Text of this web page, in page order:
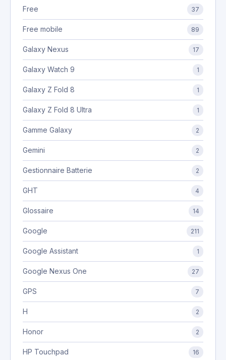
Free 37
Free mobile 89
Galaxy Nexus 17
Galaxy Watch 9 1
Galaxy Z Fold 8 1
Galaxy Z Fold 8 Ultra 1
Gamme Galaxy 2
Gemini 2
Gestionnaire Batterie 2
GHT 4
Glossaire 14
Google 211
Google Assistant 1
Google Nexus One 27
GPS 7
H 2
Honor 2
HP Touchpad 16